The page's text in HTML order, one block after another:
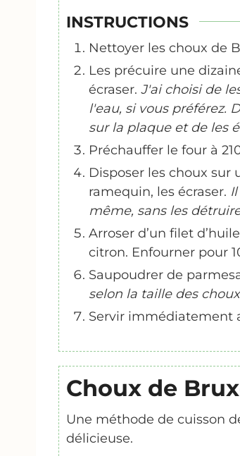
INSTRUCTIONS
Nettoyer les choux de
Les précuire une
écraser. J'ai choisi de
l'eau, si vous préférez.
sur la plaque et de les
Préchauffer le four à
Disposer les choux sur
ramequin, les écraser.
même, sans les
Arroser d’un filet
citron. Enfourner pour
Saupoudrer de
selon la taille des
Servir immédiatement
Choux de
Une méthode de cuisson
délicieuse.